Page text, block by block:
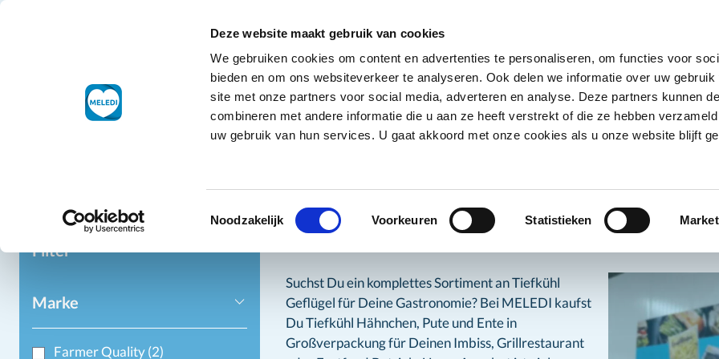
Deze website maakt gebruik van cookies
We gebruiken cookies om content en advertenties te personaliseren, om functies voor
bieden en om ons websiteverkeer te analyseren. Ook delen we informatie over uw gebruik
site met onze partners voor social media, adverteren en analyse. Deze partners kunnen
combineren met andere informatie die u aan ze heeft verstrekt of die ze hebben
uw gebruik van hun services. U gaat akkoord met onze cookies als u onze website blijft
Toestemmingsselectie
Noodzakelijk Voorkeuren Statistieken
Skip to Content
Tiefkühlprodukte
Untermenü für Kategorie Tiefkühlprodukte
Trockenware
Untermenü für Kategorie
Kühlprodukte
Untermenü für
Getränke
Home Tiefkühlprodukte Geflügel
Geflügel
Filter
Marke
Farmer Quality(2)
Suchst Du ein komplettes Sortiment an Tiefkühl
Geflügel für Deine Gastronomie? Bei MELEDI kaufst
Du Tiefkühl Hähnchen, Pute und Ente in
Großverpackung für Deinen Imbiss, Grillrestaurant